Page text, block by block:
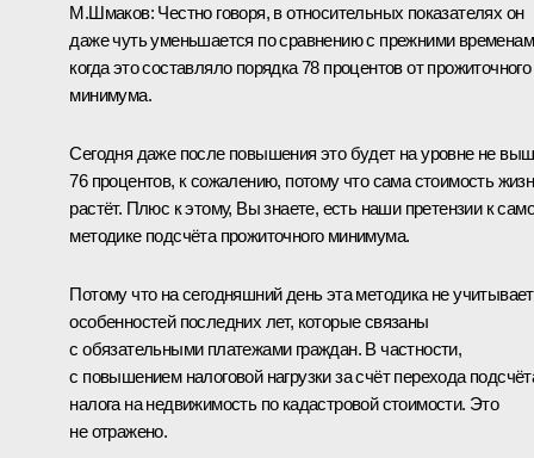
М.Шмаков: Честно говоря, в относительных показателях он
даже чуть уменьшается по сравнению с прежними
когда это составляло порядка 78 процентов от прожиточного
минимума.
Сегодня даже после повышения это будет на уровне не
76 процентов, к сожалению, потому что сама стоимость
растёт. Плюс к этому, Вы знаете, есть наши претензии к
методике подсчёта прожиточного минимума.
Потому что на сегодняшний день эта методика не учитывает
особенностей последних лет, которые связаны
с обязательными платежами граждан. В частности,
с повышением налоговой нагрузки за счёт перехода
налога на недвижимость по кадастровой стоимости. Это
не отражено.